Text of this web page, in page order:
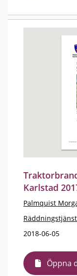
Karlstad
Palmquist
2018-06-05
Öppna